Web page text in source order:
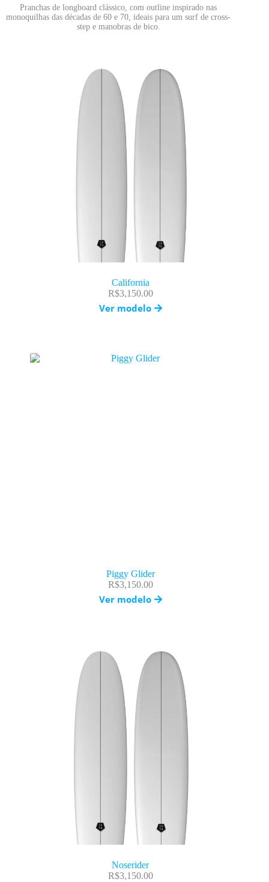
Pranchas de longboard clássico, com outline inspirado nas
monoquilhas das décadas de 60 e 70, ideais para um surf de cross-
step e manobras de bico.
California
R$3,150.00
Ver modelo
Piggy Glider
R$3,150.00
Ver modelo
Noserider
R$3,150.00